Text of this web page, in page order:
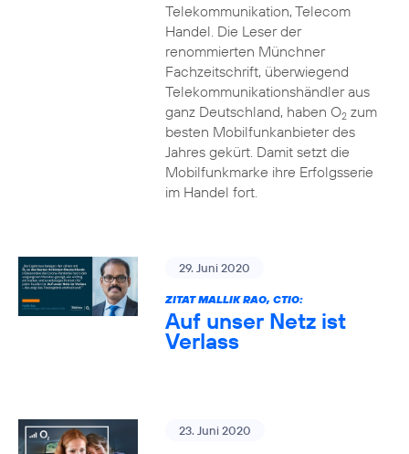
Telekommunikation, Telecom
Handel. Die Leser der
renommierten Münchner
Fachzeitschrift, überwiegend
Telekommunikationshändler aus
ganz Deutschland, haben O2zum
besten Mobilfunkanbieter des
Jahres gekürt. Damit setzt die
Mobilfunkmarke ihre Erfolgsserie
im Handel fort.
29. Juni 2020
ZITAT MALLIK RAO, CTIO:
Auf unser Netz ist
Verlass
23. Juni 2020